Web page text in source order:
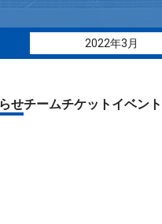
2022年3月
せチームチケット イベント